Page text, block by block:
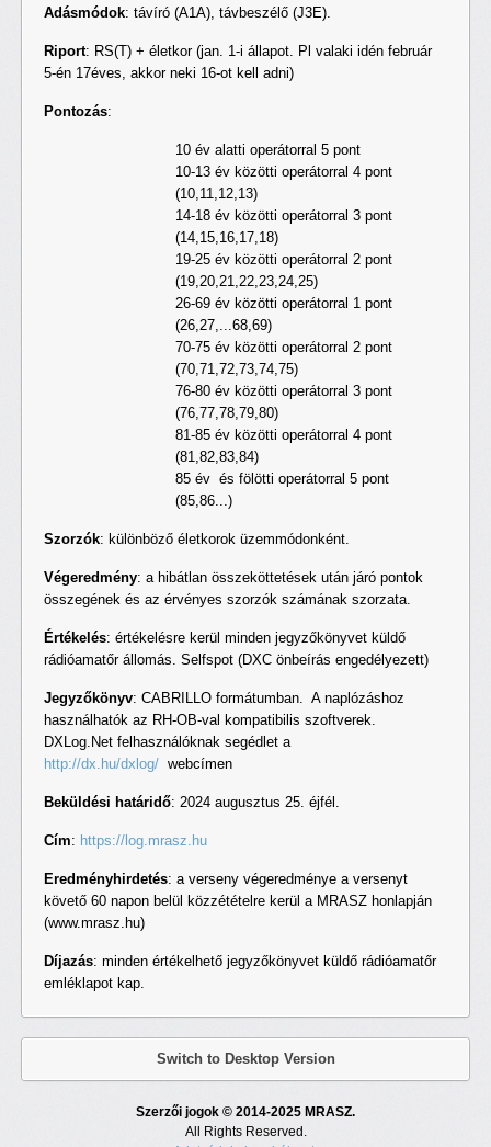
Adásmódok: távíró (A1A), távbeszélő (J3E).
Riport: RS(T) + életkor (jan. 1-i állapot. Pl valaki idén február
5-én 17éves, akkor neki 16-ot kell adni)
Pontozás:
10 év alatti operátorral 5 pont
10-13 év közötti operátorral 4 pont
(10,11,12,13)
14-18 év közötti operátorral 3 pont
(14,15,16,17,18)
19-25 év közötti operátorral 2 pont
(19,20,21,22,23,24,25)
26-69 év közötti operátorral 1 pont
(26,27,...68,69)
70-75 év közötti operátorral 2 pont
(70,71,72,73,74,75)
76-80 év közötti operátorral 3 pont
(76,77,78,79,80)
81-85 év közötti operátorral 4 pont
(81,82,83,84)
85 év és fölötti operátorral 5 pont
(85,86...)
Szorzók: különböző életkorok üzemmódonként.
Végeredmény: a hibátlan összeköttetések után járó pontok
összegének és az érvényes szorzók számának szorzata.
Értékelés: értékelésre kerül minden jegyzőkönyvet küldő
rádióamatőr állomás. Selfspot (DXC önbeírás engedélyezett)
Jegyzőkönyv: CABRILLO formátumban. A naplózáshoz
használhatók az RH-OB-val kompatibilis szoftverek.
DXLog.Net felhasználóknak segédlet a
http://dx.hu/dxlog/ webcímen
Beküldési határidő: 2024 augusztus 25. éjfél.
Cím: https://log.mrasz.hu
Eredményhirdetés: a verseny végeredménye a versenyt
követő 60 napon belül közzétételre kerül a MRASZ honlapján
(www.mrasz.hu)
Díjazás: minden értékelhető jegyzőkönyvet küldő rádióamatőr
emléklapot kap.
Switch to Desktop Version
Szerzői jogok © 2014-2025 MRASZ.
All Rights Reserved.